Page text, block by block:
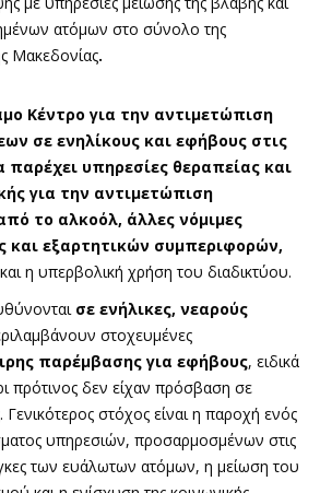
ατόμων στο σύνολο της
Μακεδονίας.
Κέντρο για την αντιμετώπιση
σε ενηλίκους και εφήβους στις
παρέχει υπηρεσίες θεραπείας και
για την αντιμετώπιση
το αλκοόλ, άλλες νόμιμες
και εξαρτητικών συμπεριφορών,
η υπερβολική χρήση του διαδικτύου.
σε ενήλικες, νεαρούς
στοχευμένες
παρέμβασης για εφήβους, ειδικά
πρότινος δεν είχαν πρόσβαση σε
Γενικότερος στόχος είναι η παροχή ενός
υπηρεσιών, προσαρμοσμένων στις
των ευάλωτων ατόμων, η μείωση του